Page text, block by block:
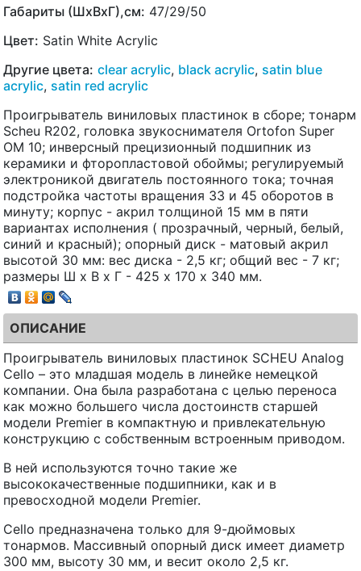
Габариты (ШхВхГ),см: 47/29/50
Цвет: Satin White Acrylic
Другие цвета: clear acrylic, black acrylic, satin blue
acrylic, satin red acrylic
Проигрыватель виниловых пластинок в сборе; тонарм
Scheu R202, головка звукоснимателя Ortofon Super
OM 10; инверсный прецизионный подшипник из
керамики и фторопластовой обоймы; регулируемый
электроникой двигатель постоянного тока; точная
подстройка частоты вращения 33 и 45 оборотов в
минуту; корпус - акрил толщиной 15 мм в пяти
вариантах исполнения ( прозрачный, черный, белый,
синий и красный); опорный диск - матовый акрил
высотой 30 мм: вес диска - 2,5 кг; общий вес - 7 кг;
размеры Ш х В х Г - 425 х 170 х 340 мм.
ОПИСАНИЕ
Проигрыватель виниловых пластинок SCHEU Analog
Cello – это младшая модель в линейке немецкой
компании. Она была разработана с целью переноса
как можно большего числа достоинств старшей
модели Premier в компактную и привлекательную
конструкцию с собственным встроенным приводом.
В ней используются точно такие же
высококачественные подшипники, как и в
превосходной модели Premier.
Cello предназначена только для 9-дюймовых
тонармов. Массивный опорный диск имеет диаметр
300 мм, высоту 30 мм, и весит около 2,5 кг.